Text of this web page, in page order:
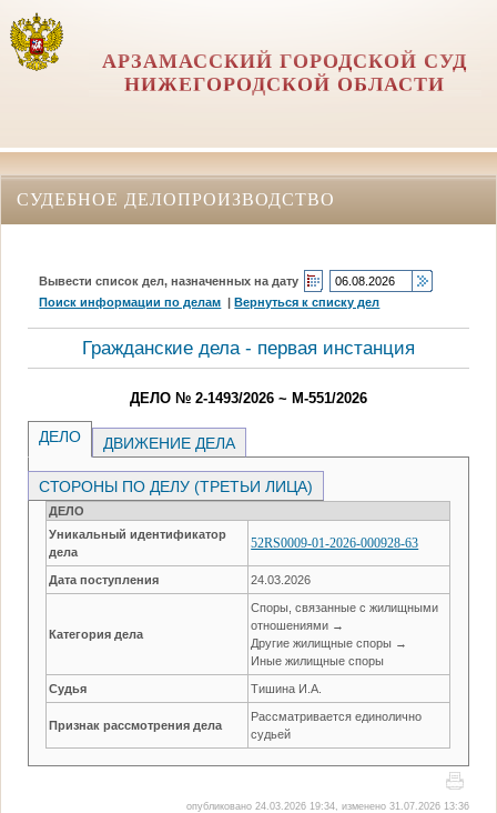
АРЗАМАССКИЙ ГОРОДСКОЙ СУД
НИЖЕГОРОДСКОЙ ОБЛАСТИ
СУДЕБНОЕ ДЕЛОПРОИЗВОДСТВО
Вывести список дел, назначенных на дату
Поиск информации по делам |Вернуться к списку дел
Гражданские дела - первая инстанция
ДЕЛО № 2-1493/2026 ~ М-551/2026
ДЕЛО ДВИЖЕНИЕ ДЕЛА
СТОРОНЫ ПО ДЕЛУ (ТРЕТЬИ ЛИЦА)
ДЕЛО
Уникальный идентификатор
дела
52RS0009-01-2026-000928-63
Дата поступления 24.03.2026
Категория дела
Споры, связанные с жилищными
отношениями →
Другие жилищные споры →
Иные жилищные споры
Судья Тишина И.А.
Признак рассмотрения дела
Рассматривается единолично
судьей
опубликовано 24.03.2026 19:34, изменено 31.07.2026 13:36